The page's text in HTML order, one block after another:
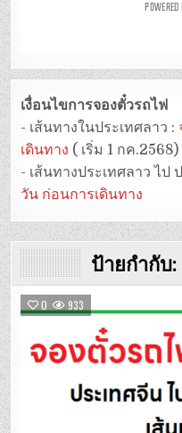
เงื่อนไขการจองตั๋วรถไฟ
- เส้นทางในประเทศลาว :
เดินทาง ( เริ่ม 1 กค.2568)
- เส้นทางประเทศลาว ไป
วัน ก่อนการเดินทาง
ป้ายกำกับ:
0 933